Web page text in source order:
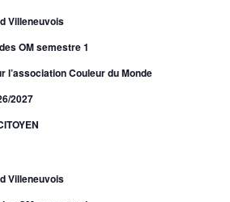
Villeneuvois
OM semestre 1
l’association Couleur du Monde
2027
Villeneuvois